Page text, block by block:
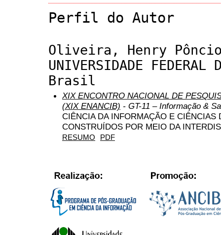
Perfil do Autor
Oliveira, Henry
UNIVERSIDADE FEDERAL
Brasil
XIX ENCONTRO NACIONAL DE
(XIX ENANCIB) - GT-11 – Informação &
CIÊNCIA DA INFORMAÇÃO E CIÊNCIAS
CONSTRUÍDOS POR MEIO DA
RESUMO PDF